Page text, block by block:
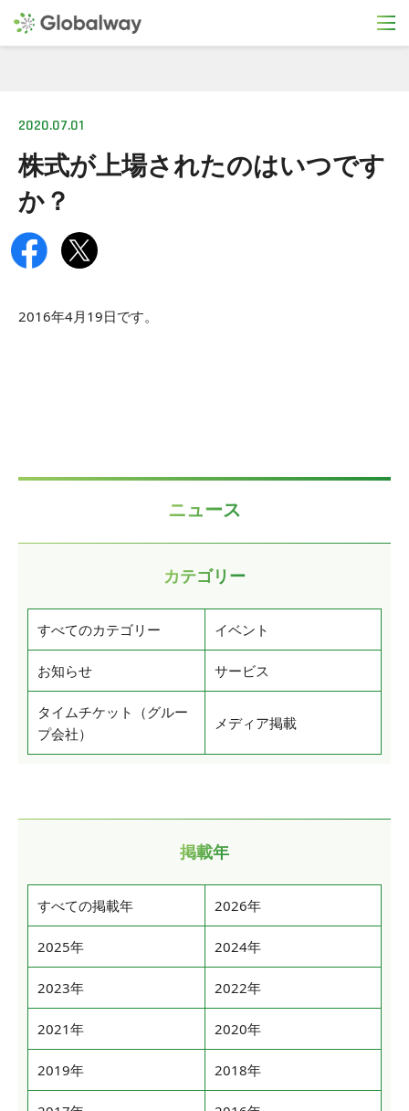
株式が上場されたのはいつです
か？
2020.07.01
2016年4月19日です。
ニュース
カテゴリー
すべてのカテゴリー イベント
お知らせ サービス
タイムチケット（グルー
プ会社）
メディア掲載
掲載年
すべての掲載年 2026年
2025年 2024年
2023年 2022年
2021年 2020年
2019年 2018年